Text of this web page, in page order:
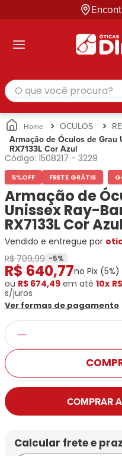
Masculino
Feminino
Infantil
Unissex
Busque
Por
Marcas
Ana
Hickmann
Bulget
Miu-
Miu
Guess
Lacoste
Ray-
Ban
Todas
as
Marcas
Marcas
Exclusivas
Categorias
Masculino
Feminino
Infantil
Unissex
Busque
Por
Marcas
Ray-
Ban
Prada
Ana
Hickmann
Miu-
Miu
Polaroid
Vogue
Totas
Correntes
para
Óculos
Estojos
para
Óculos
Soluções
e
Cuidados
Busque
Ray-
Ban
Prada
Armani
Exchange
Tommy
Hilfiger
Ana
Hickmann
Guess
Speedo
Atittude
Bulget
Todas
as
Marcas
Categoria
Armações
de Óculos
Óculos
de Sol
Corrente
para
Óculos
para
Óculos
Gênero
Masculino
Feminino
Infantil
Unissex
Marcas
Exclusivas
Dii
O que você procura?
OCULOS
Armação de Óculos de Grau
RX7133L Cor Azul
Código: 1508217 - 3229
5%OFF FRETE GRÁTIS
Armação de
Unissex Ray-
RX7133L Cor
Vendido e entregue por
R$ 709,99 -5%
R$ 640,77no Pix (5%)
ou R$ 674,49 em até 10x
s/juros
Ver formas de pagamento
COMPRAR